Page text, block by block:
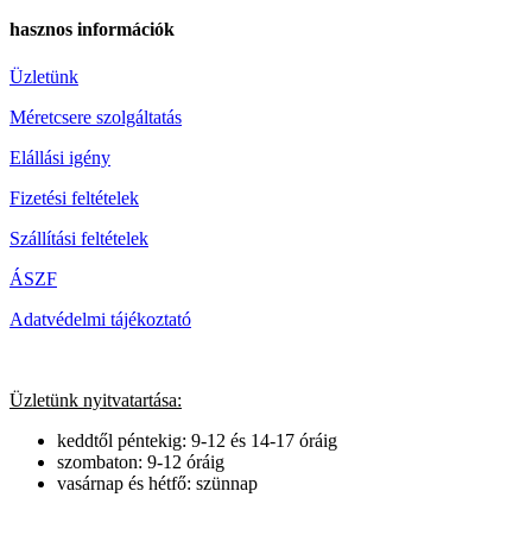
hasznos információk
Üzletünk
Méretcsere szolgáltatás
Elállási igény
Fizetési feltételek
Szállítási feltételek
ÁSZF
Adatvédelmi tájékoztató
Üzletünk nyitvatartása:
keddtől péntekig: 9-12 és 14-17 óráig
szombaton: 9-12 óráig
vasárnap és hétfő: szünnap